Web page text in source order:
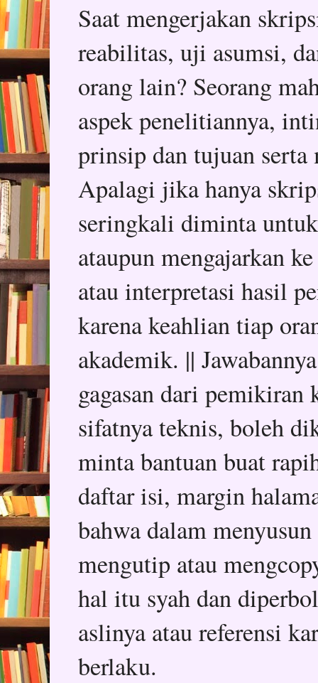
Saat mengerjakan
reabilitas, uji asumsi,
orang lain? Seorang
aspek penelitiannya,
prinsip dan tujuan
Apalagi jika hanya
seringkali diminta
ataupun mengajarkan
atau interpretasi hasil
karena keahlian tiap
akademik. ||
gagasan dari
sifatnya teknis, boleh
minta bantuan buat
daftar isi, margin
bahwa dalam
mengutip atau
hal itu syah dan
aslinya atau referensi
berlaku.